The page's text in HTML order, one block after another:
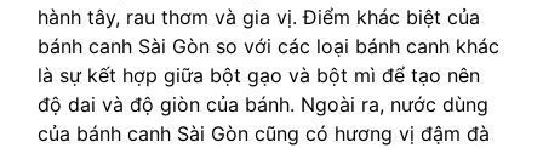
hành tây, rau thơm và gia vị. Điểm khác biệt của
bánh canh Sài Gòn so với các loại bánh canh khác
là sự kết hợp giữa bột gạo và bột mì để tạo nên
độ dai và độ giòn của bánh. Ngoài ra, nước dùng
của bánh canh Sài Gòn cũng có hương vị đậm đà